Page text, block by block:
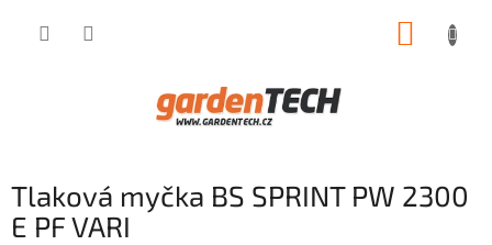
Tlaková myčka BS SPRINT PW 2300
E PF VARI